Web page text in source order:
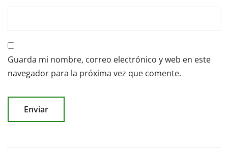
Guarda mi nombre, correo electrónico y web en este
navegador para la próxima vez que comente.